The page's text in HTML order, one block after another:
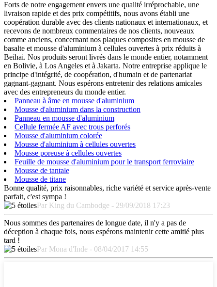
Forts de notre engagement envers une qualité irréprochable, une
livraison rapide et des prix compétitifs, nous avons établi une
coopération durable avec des clients nationaux et internationaux, et
recevons de nombreux commentaires de nos clients, nouveaux
comme anciens, concernant nos plaques composites en mousse de
basalte et mousse d'aluminium à cellules ouvertes à prix réduits à
Beihai. Nos produits seront livrés dans le monde entier, notamment
en Bolivie, à Los Angeles et à Jakarta. Notre entreprise applique le
principe d'intégrité, de coopération, d'humain et de partenariat
gagnant-gagnant. Nous espérons entretenir des relations amicales
avec des entrepreneurs du monde entier.
Panneau à âme en mousse d'aluminium
Mousse d'aluminium dans la construction
Panneau en mousse d'aluminium
Cellule fermée AF avec trous perforés
Mousse d'aluminium colorée
Mousse d'aluminium à cellules ouvertes
Mousse poreuse à cellules ouvertes
Feuille de mousse d'aluminium pour le transport ferroviaire
Mousse de tantale
Mousse de titane
Bonne qualité, prix raisonnables, riche variété et service après-vente
parfait, c'est sympa !
Par King du Cambodge - 29/09/2018 17:23
Nous sommes des partenaires de longue date, il n'y a pas de
déception à chaque fois, nous espérons maintenir cette amitié plus
tard !
Par Mona d'Inde - 08/04/2017 14:55